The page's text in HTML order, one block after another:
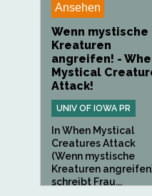
Ansehen
Wenn mystische
Kreaturen
angreifen! -
Mystical
Attack!
UNIV OF IOWA PR
In When Mystical
Creatures Attack
(Wenn mystische
Kreaturen
schreibt Frau...